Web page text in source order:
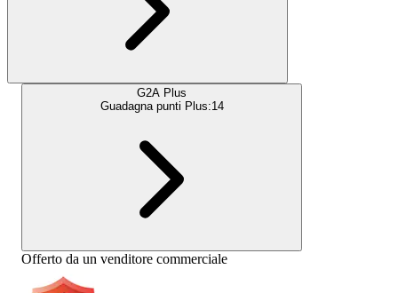
G2A Plus
Guadagna punti Plus:14
Offerto da un venditore commerciale